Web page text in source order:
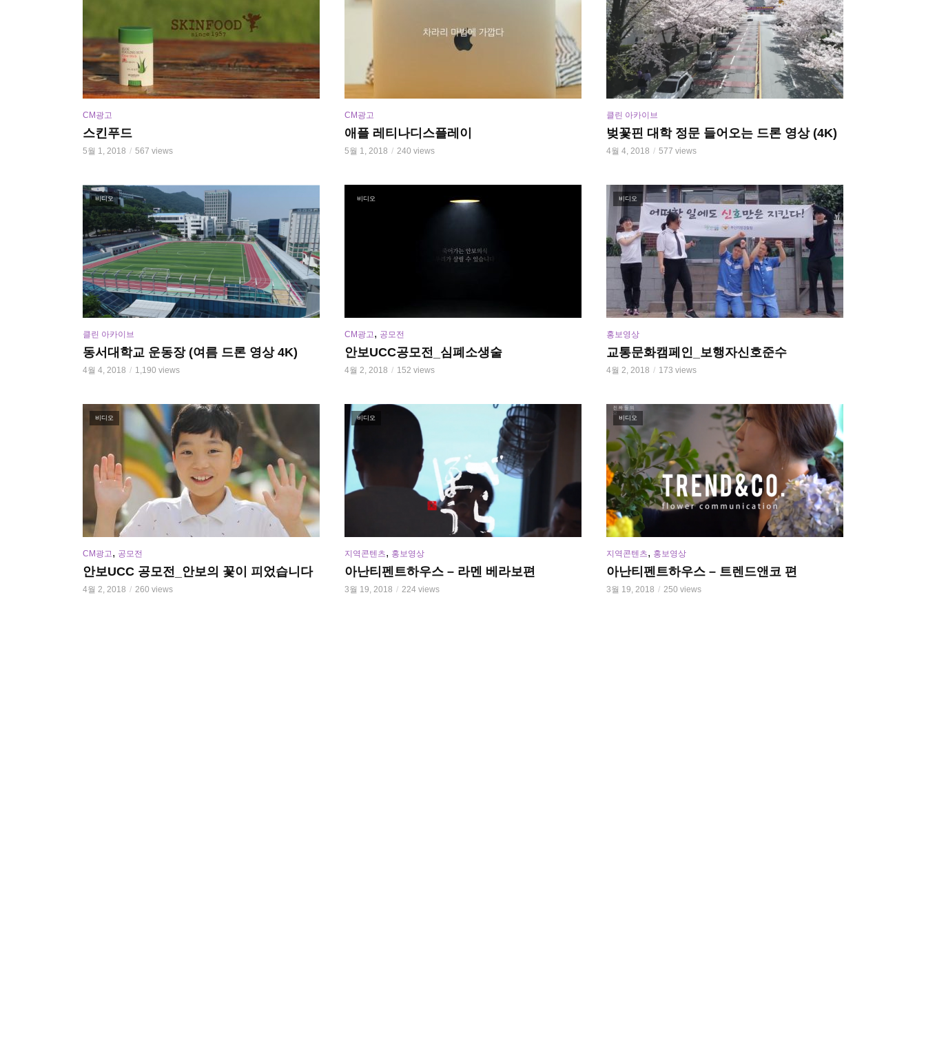
CM광고
스킨푸드
5월 1, 2018 567 views
CM광고
애플 레티나디스플레이
5월 1, 2018 240 views
클린 아카이브
벚꽃핀 대학 정문 들어오는 드론 영상 (4K)
4월 4, 2018 577 views
비디오
클린 아카이브
동서대학교 운동장 (여름 드론 영상 4K)
4월 4, 2018 1,190 views
비디오
CM광고, 공모전
안보UCC공모전_심폐소생술
4월 2, 2018 152 views
비디오
홍보영상
교통문화캠페인_보행자신호준수
4월 2, 2018 173 views
비디오
CM광고, 공모전
안보UCC 공모전_안보의 꽃이 피었습니다
4월 2, 2018 260 views
비디오
지역콘텐츠, 홍보영상
아난티펜트하우스 – 라멘 베라보편
3월 19, 2018 224 views
비디오
지역콘텐츠, 홍보영상
아난티펜트하우스 – 트렌드앤코 편
3월 19, 2018 250 views